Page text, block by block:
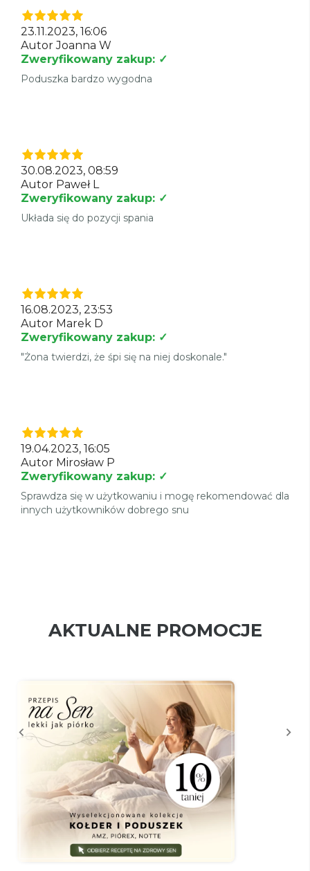
23.11.2023, 16:06
Autor Joanna W
Zweryfikowany zakup: ✓
Poduszka bardzo wygodna
30.08.2023, 08:59
Autor Paweł L
Zweryfikowany zakup: ✓
Układa się do pozycji spania
16.08.2023, 23:53
Autor Marek D
Zweryfikowany zakup: ✓
"Żona twierdzi, że śpi się na niej doskonale."
19.04.2023, 16:05
Autor Mirosław P
Zweryfikowany zakup: ✓
Sprawdza się w użytkowaniu i mogę rekomendować dla
innych użytkowników dobrego snu
AKTUALNE PROMOCJE